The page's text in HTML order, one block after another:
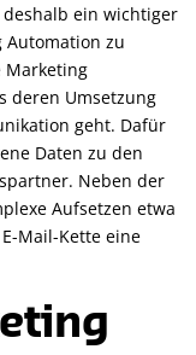
ein wichtiger
zu
Marketing
deren Umsetzung
geht. Dafür
Daten zu den
Neben der
Aufsetzen etwa
Mail-Kette eine